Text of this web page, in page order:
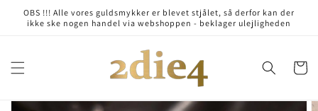
Skip to
content
OBS !!! Alle vores guldsmykker er blevet stjålet, så derfor kan der
ikke ske nogen handel via webshoppen - beklager ulejligheden
Cart
Skip to